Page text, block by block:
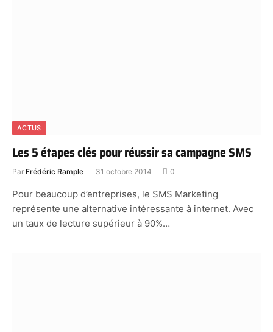
ACTUS
Les 5 étapes clés pour réussir sa campagne SMS
Par Frédéric Rample 31 octobre 2014 0
Pour beaucoup d’entreprises, le SMS Marketing
représente une alternative intéressante à internet. Avec
un taux de lecture supérieur à 90%…